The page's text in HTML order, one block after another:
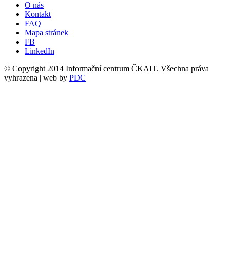
O nás
Kontakt
FAQ
Mapa stránek
FB
LinkedIn
© Copyright 2014 Informační centrum ČKAIT. Všechna práva
vyhrazena | web by PDC